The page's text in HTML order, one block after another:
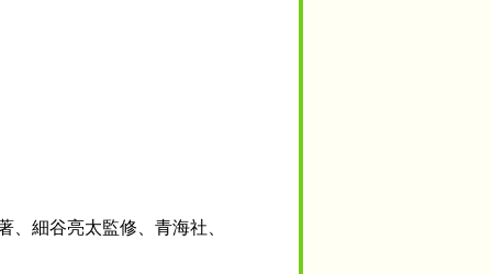
細谷亮太監修、青海社、